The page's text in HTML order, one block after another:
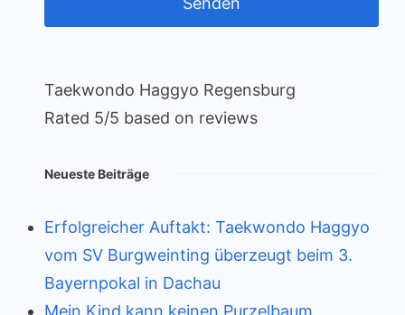
Taekwondo Haggyo Regensburg
Rated 5/5 based on reviews
Neueste Beiträge
Erfolgreicher Auftakt: Taekwondo Haggyo
vom SV Burgweinting überzeugt beim 3.
Bayernpokal in Dachau
Mein Kind kann keinen Purzelbaum